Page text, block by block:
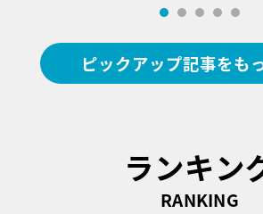
ピックアップ記事をも
ランキン
RANKING